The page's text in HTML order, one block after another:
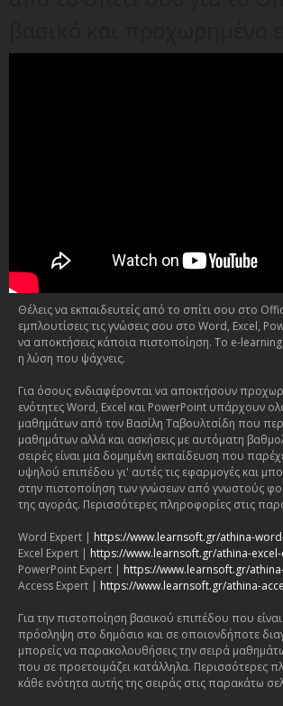
Θέλεις να εκπαιδευτείς από το σπίτι σου στο
εμπλουτίσεις τις γνώσεις σου στο Word, Excel,
να αποκτήσεις κάποια πιστοποίηση. Το e-
η λύση που ψάχνεις.
Για όσους ενδιαφέρονται να αποκτήσουν
ενότητες Word, Excel και PowerPoint υπάρχουν
μαθημάτων από τον Βασίλη Ταβουλτσίδη που
μαθημάτων αλλά και ασκήσεις με αυτόματη
σειρές είναι μια δομημένη εκπαίδευση που
υψηλού επιπέδου γι' αυτές τις εφαρμογές και
στην πιστοποίηση των γνώσεων από γνωστούς
της αγοράς. Περισσότερες πληροφορίες στις
Word Expert | https://www.learnsoft.gr/athina-
Excel Expert | https://www.learnsoft.gr/athina-
PowerPoint Expert | https://www.learnsoft.gr/
Access Expert | https://www.learnsoft.gr/athina-
Για την πιστοποίηση βασικού επιπέδου που είναι
πρόσληψη στο δημόσιο και σε οποιονδήποτε
μπορείς να παρακολουθήσεις την σειρά
που σε προετοιμάζει κατάλληλα. Περισσότερες
κάθε ενότητα αυτής της σειράς στις παρακάτω